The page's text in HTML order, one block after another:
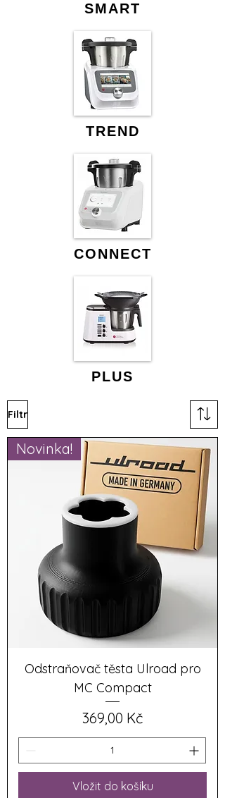
SMART
TREND
CONNECT
PLUS
Filtr
Novinka!
Odstraňovač těsta Ulroad pro
MC Compact
Cena
369,00 Kč
Vložit do košíku